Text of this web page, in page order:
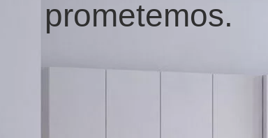
prometemos.